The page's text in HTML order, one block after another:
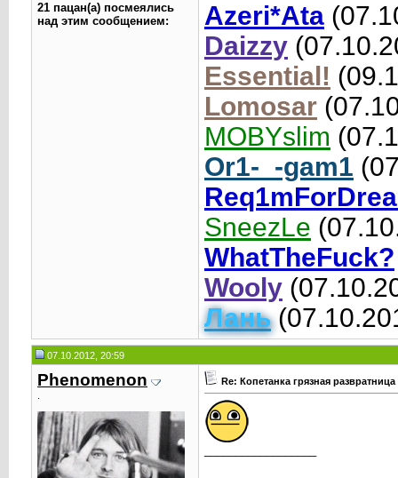
21 пацан(а) посмеялись
над этим сообщением:
Azeri*Ata
Daizzy
Essential!
Lomosar
MOBYslim
Or1-_-gam1
SneezLe
WhatTheFuck?
Wooly
Лань
07.10.2012, 20:59
Phenomenоn Re: Копетанка грязная развратница